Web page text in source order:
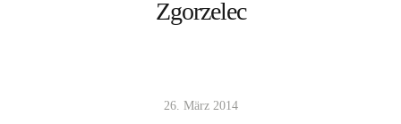
Zgorzelec
26. März 2014